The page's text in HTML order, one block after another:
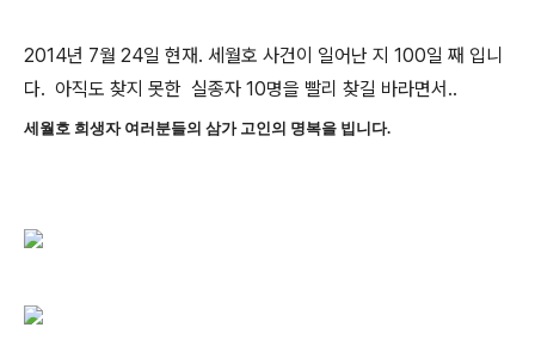
2014년 7월 24일 현재. 세월호 사건이 일어난 지 100일 째 입니
다. 아직도 찾지 못한 실종자 10명을 빨리 찾길 바라면서..
세월호 희생자 여러분들의 삼가 고인의 명복을 빕니다.